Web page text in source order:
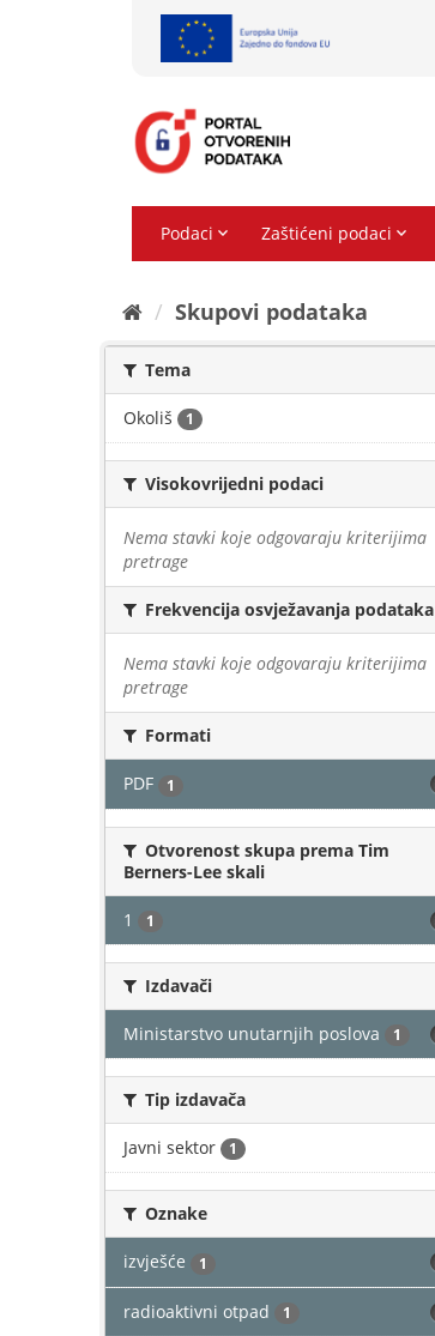
Skupovi podаtаkа
Tema
Okoliš 1
Visokovrijedni podaci
Nema stavki koje odgovaraju kriterijima
pretrage
Frekvencija osvježavanja podataka
Nema stavki koje odgovaraju kriterijima
pretrage
Formati
PDF 1
Otvorenost skupa prema Tim
Berners-Lee skali
1 1
Izdavači
Ministarstvo unutarnjih poslova 1
Tip izdavača
Javni sektor 1
Oznake
izvješće 1
radioaktivni otpad 1